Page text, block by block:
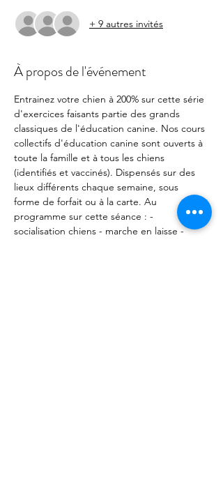
+ 9 autres invités
À propos de l'événement
Entrainez votre chien à 200% sur cette série
d'exercices faisants partie des grands
classiques de l'éducation canine. Nos cours
collectifs d'éducation canine sont ouverts à
toute la famille et à tous les chiens
(identifiés et vaccinés). Dispensés sur des
lieux différents chaque semaine, sous
forme de forfait ou à la carte. Au
programme sur cette séance : -
socialisation chiens - marche en laisse -